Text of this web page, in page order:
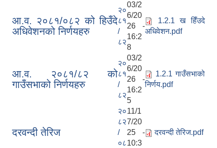
आ.व. २०८१/०८२ को हिउँदे
अधिवेशनको निर्णयहरु
२०
८१
/
८२
03/2
6/20
26 -
16:2
8
1.2.1 ख हिँउदे
अधिवेशन.pdf
आ.व. २०८१/८२ को
गाउँसभाको निर्णयहरु
२०
८१
/
८२
03/2
6/20
26 -
16:2
5
1.2.1 गाउँसभाको
निर्णय.pdf
दरवन्दी तेरिज
२०
८२
/
०८
11/1
7/20
25 -
10:3
दरवन्दी तेरिज.pdf